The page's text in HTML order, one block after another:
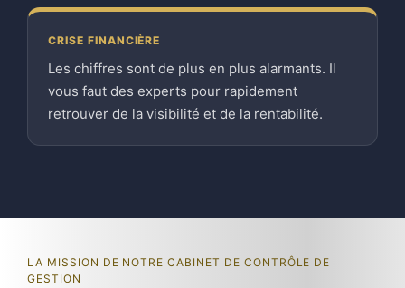
CRISE FINANCIÈRE
Les chiffres sont de plus en plus alarmants. Il
vous faut des experts pour rapidement
retrouver de la visibilité et de la rentabilité.
LA MISSION DE NOTRE CABINET DE CONTRÔLE DE
GESTION